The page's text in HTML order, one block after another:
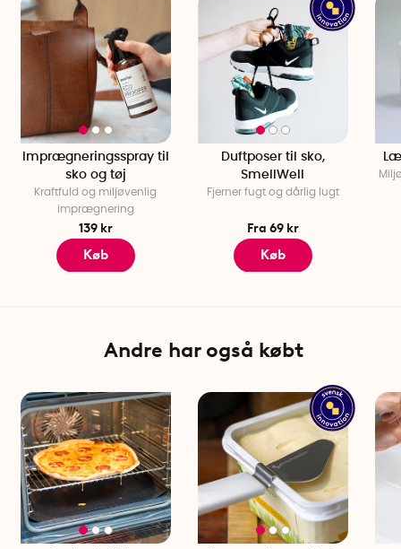
Vegansk og miljøvenlig formular
Duft af friskt træ (agartræ)
Imprægneringsspray til
sko og tøj
Kraftfuld og miljøvenlig
imprægnering
139 kr
Køb
Duftposer til sko,
SmellWell
Fjerner fugt og dårlig lugt
Fra 69 kr
Køb
Andre har også købt